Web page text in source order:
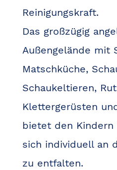
Reinigungskraft.
Das großzügig
Außengelände mit
Matschküche,
Schaukeltieren,
Klettergerüsten
bietet den Kindern
sich individuell an
zu entfalten.